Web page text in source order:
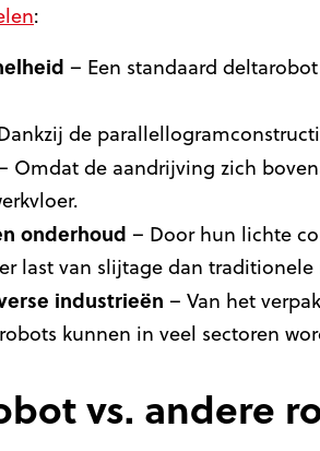
:
– Een standaard
de
Omdat de aandrijving zich
onderhoud – Door hun lichte
last van slijtage dan
industrieën – Van het
kunnen in veel sectoren
vs. andere